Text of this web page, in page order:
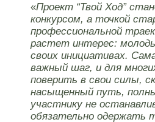
«Проект “Твой Ход”
конкурсом, а точкой
профессиональной
растет интерес:
своих инициативах.
важный шаг, и для
поверить в свои силы,
насыщенный путь,
участнику не
обязательно одержать